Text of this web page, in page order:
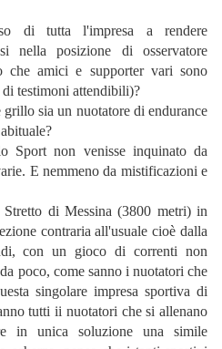
di tutta l'impresa a rendere
nella posizione di osservatore
che amici e supporter vari sono
testimoni attendibili)?
sia un nuotatore di endurance
Sport non venisse inquinato da
E nemmeno da mistificazioni e
di Messina (3800 metri) in
contraria all'usuale cioè dalla
con un gioco di correnti non
poco, come sanno i nuotatori che
singolare impresa sportiva di
tutti ii nuotatori che si allenano
in unica soluzione una simile